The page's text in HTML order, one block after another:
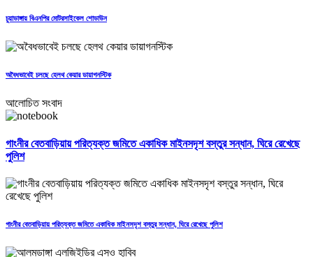
চুয়াডাঙ্গায় বিএনপির মোটরসাইকেল শোডাউন
অবৈধভাবেই চলছে হেলথ কেয়ার ডায়াগনস্টিক
আলোচিত সংবাদ
গাংনীর বেতবাড়িয়ায় পরিত্যক্ত জমিতে একাধিক মাইনসদৃশ বস্তুর সন্ধান, ঘিরে রেখেছে
পুলিশ
গাংনীর বেতবাড়িয়ায় পরিত্যক্ত জমিতে একাধিক মাইনসদৃশ বস্তুর সন্ধান, ঘিরে রেখেছে পুলিশ